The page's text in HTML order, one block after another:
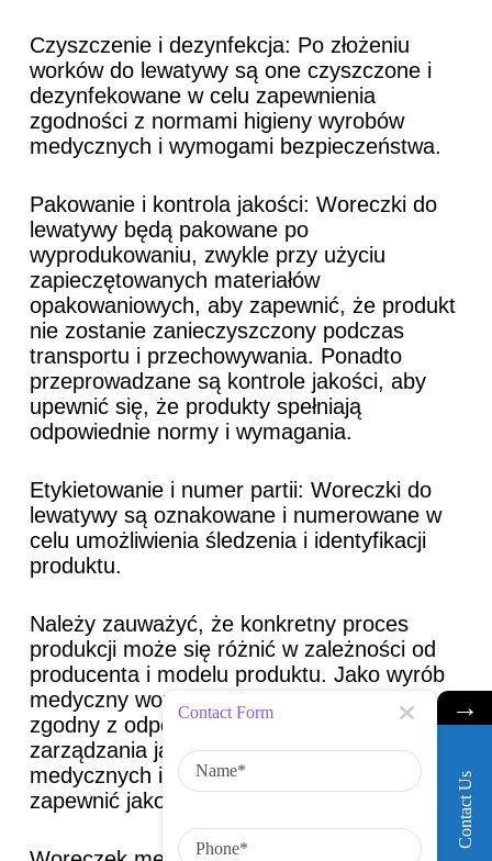
Czyszczenie i dezynfekcja: Po złożeniu
worków do lewatywy są one czyszczone i
dezynfekowane w celu zapewnienia
zgodności z normami higieny wyrobów
medycznych i wymogami bezpieczeństwa.
Pakowanie i kontrola jakości: Woreczki do
lewatywy będą pakowane po
wyprodukowaniu, zwykle przy użyciu
zapieczętowanych materiałów
opakowaniowych, aby zapewnić, że produkt
nie zostanie zanieczyszczony podczas
transportu i przechowywania. Ponadto
przeprowadzane są kontrole jakości, aby
upewnić się, że produkty spełniają
odpowiednie normy i wymagania.
Etykietowanie i numer partii: Woreczki do
lewatywy są oznakowane i numerowane w
celu umożliwienia śledzenia i identyfikacji
produktu.
Należy zauważyć, że konkretny proces
produkcji może się różnić w zależności od
producenta i modelu produktu. Jako wyrób
medyczny worek do lewatywy musi być
zgodny z odpowiednim systemem
zarządzania jakością produkcji wyrobów
medycznych i normami regulacyjnymi, aby
zapewnić jakość i bezpieczeństwo produktu.
→
Contact Us
Contact Form
a
m
h
o